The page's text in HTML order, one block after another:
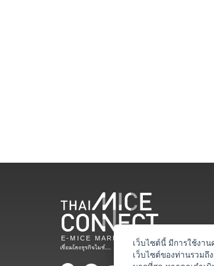
เว็บไซต์นี้ มีการใช้งา
เว็บไซต์ของท่านรวมถึ